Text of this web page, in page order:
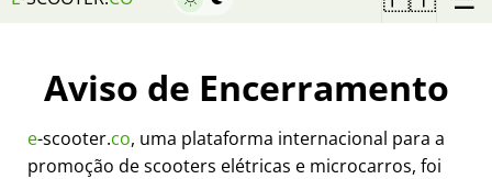
Aviso de Encerramento
e-scooter.co, uma plataforma internacional para a
promoção de scooters elétricas e microcarros, foi